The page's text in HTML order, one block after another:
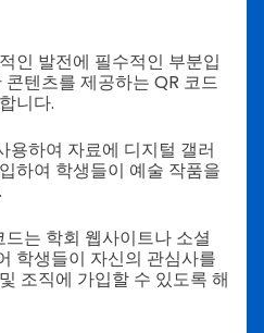
인 발전에 필수적인 부분입
텐츠를 제공하는 QR 코드
니다.
용하여 자료에 디지털 갤러
하여 학생들이 예술 작품을
드는 학회 웹사이트나 소셜
학생들이 자신의 관심사를
조직에 가입할 수 있도록 해